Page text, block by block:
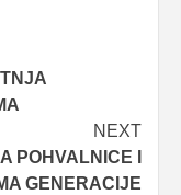
NEXT
POHVALNICE I
GENERACIJE